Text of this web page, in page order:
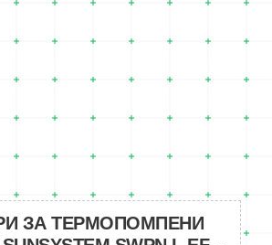
ЗА ТЕРМОПОМПЕНИ